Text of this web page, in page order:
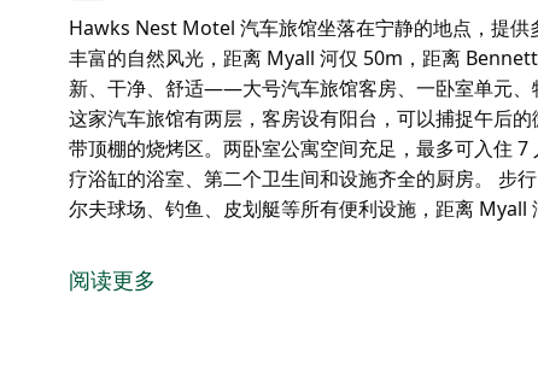
Hawks Nest Motel 汽车旅馆坐落在宁静的地点，提
丰富的自然风光，距离 Myall 河仅 50m，距离
新、干净、舒适——大号汽车旅馆客房、一卧室单元、
这家汽车旅馆有两层，客房设有阳台，可以捕捉午后
带顶棚的烧烤区。两卧室公寓空间充足，最多可入住
疗浴缸的浴室、第二个卫生间和设施齐全的厨房。 步
尔夫球场、钓鱼、皮划艇等所有便利设施，距离 Myall
丰富的自然风光，距离 Myall 河仅 50m，距离
新、干净、舒适——大号汽车旅馆客房、一卧室单元、
阅读更多